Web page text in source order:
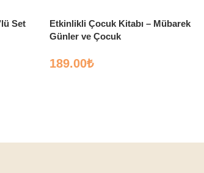
Set
Etkinlikli Çocuk Kitabı – Mübarek
Günler ve Çocuk
189.00₺